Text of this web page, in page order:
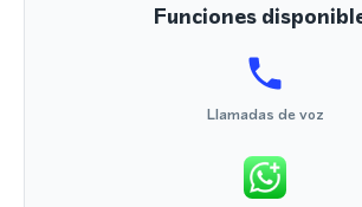
Funciones
Llamadas de voz